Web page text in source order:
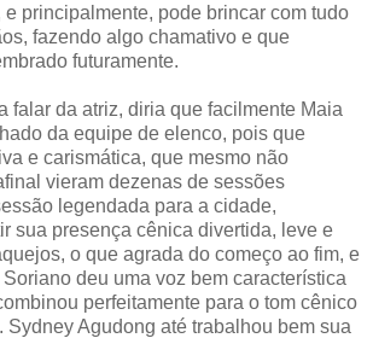
e principalmente, pode brincar com tudo
fazendo algo chamativo e que
futuramente.
falar da atriz, diria que facilmente Maia
da equipe de elenco, pois que
e carismática, que mesmo não
vieram dezenas de sessões
legendada para a cidade,
sua presença cênica divertida, leve e
o que agrada do começo ao fim, e
deu uma voz bem característica
perfeitamente para o tom cênico
Sydney Agudong até trabalhou bem sua